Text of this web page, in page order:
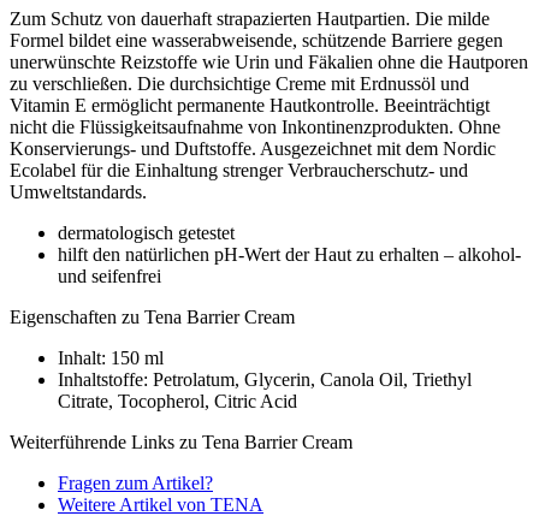
Zum Schutz von dauerhaft strapazierten Hautpartien. Die milde
Formel bildet eine wasserabweisende, schützende Barriere gegen
unerwünschte Reizstoffe wie Urin und Fäkalien ohne die Hautporen
zu verschließen. Die durchsichtige Creme mit Erdnussöl und
Vitamin E ermöglicht permanente Hautkontrolle. Beeinträchtigt
nicht die Flüssigkeitsaufnahme von Inkontinenzprodukten. Ohne
Konservierungs- und Duftstoffe. Ausgezeichnet mit dem Nordic
Ecolabel für die Einhaltung strenger Verbraucherschutz- und
Umweltstandards.
dermatologisch getestet
hilft den natürlichen pH-Wert der Haut zu erhalten – alkohol-
und seifenfrei
Eigenschaften zu Tena Barrier Cream
Inhalt: 150 ml
Inhaltstoffe: Petrolatum, Glycerin, Canola Oil, Triethyl
Citrate, Tocopherol, Citric Acid
Weiterführende Links zu Tena Barrier Cream
Fragen zum Artikel?
Weitere Artikel von TENA